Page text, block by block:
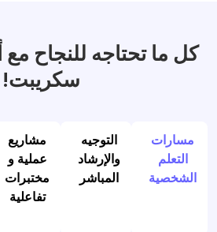
كل ما تحتاجه للنجاح مع
سكريبت!
مسارات
التعلم
الشخصية
التوجيه
والإرشاد
المباشر
مشاريع
عملية و
مختبرات
تفاعلية